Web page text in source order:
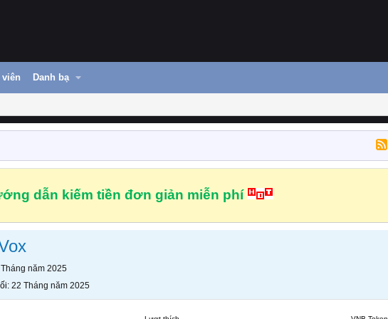
viên Danh bạ
dẫn kiếm tiền đơn giản miễn phí
năm 2025
22 Tháng năm 2025